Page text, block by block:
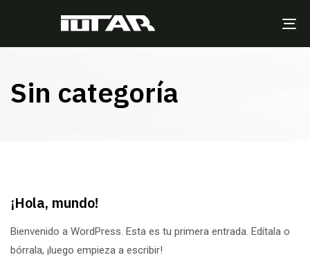
Sin categoría
¡Hola, mundo!
Bienvenido a WordPress. Esta es tu primera entrada. Edítala o
bórrala, ¡luego empieza a escribir!